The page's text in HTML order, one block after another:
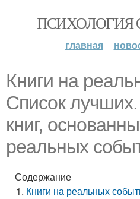
главная
Книги на
Список
книг,
реальных
Содержание
Книги на реальных